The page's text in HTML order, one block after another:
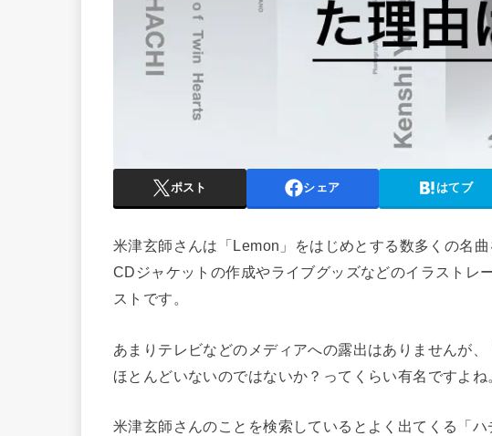
ポスト シェア はてブ
米津玄師さんは「Lemon」をはじめとする数多くの名
CDジャケットの作成やライブグッズなどのイラストレ
ストです。
あまりテレビなどのメディアへの露出はありませんが
ほとんどいないのではないか？ってくらい有名ですよね
米津玄師さんのことを検索しているとよく出てくる「ハ